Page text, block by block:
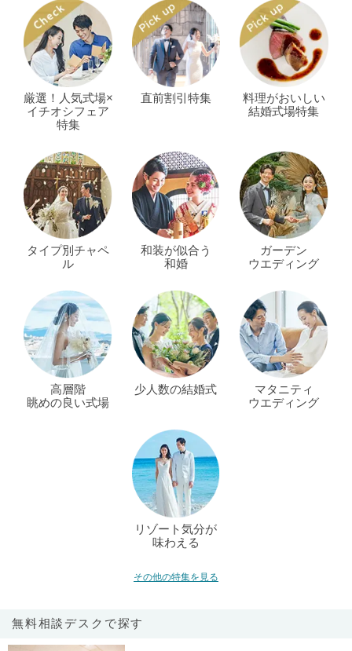
厳選！人気式場×
イチオシフェア
特集
直前割引特集
料理がおいしい
結婚式場特集
タイプ別チャペ
ル
和装が似合う
和婚
ガーデン
ウエディング
高層階
眺めの良い式場
少人数の結婚式
マタニティ
ウエディング
リゾート気分が
味わえる
その他の特集を見る
無料相談デスクで探す